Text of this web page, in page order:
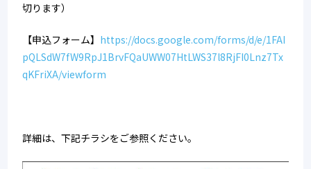
切ります）
【申込フォーム】 https://docs.google.com/forms/d/e/1FAI
pQLSdW7fW9RpJ1BrvFQaUWW07HtLWS37l8RjFI0Lnz7Tx
qKFriXA/viewform
詳細は、下記チラシをご参照ください。